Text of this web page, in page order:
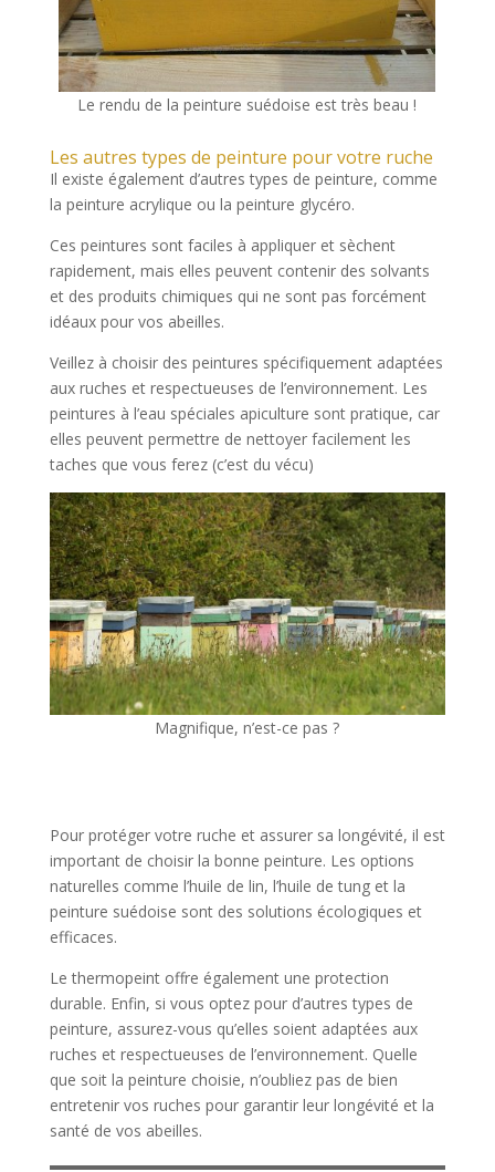
Le rendu de la peinture suédoise est très beau !
Les autres types de peinture pour votre ruche
Il existe également d’autres types de peinture, comme
la peinture acrylique ou la peinture glycéro.
Ces peintures sont faciles à appliquer et sèchent
rapidement, mais elles peuvent contenir des solvants
et des produits chimiques qui ne sont pas forcément
idéaux pour vos abeilles.
Veillez à choisir des peintures spécifiquement adaptées
aux ruches et respectueuses de l’environnement. Les
peintures à l’eau spéciales apiculture sont pratique, car
elles peuvent permettre de nettoyer facilement les
taches que vous ferez (c’est du vécu)
Magnifique, n’est-ce pas ?
Pour protéger votre ruche et assurer sa longévité, il est
important de choisir la bonne peinture. Les options
naturelles comme l’huile de lin, l’huile de tung et la
peinture suédoise sont des solutions écologiques et
efficaces.
Le thermopeint offre également une protection
durable. Enfin, si vous optez pour d’autres types de
peinture, assurez-vous qu’elles soient adaptées aux
ruches et respectueuses de l’environnement. Quelle
que soit la peinture choisie, n’oubliez pas de bien
entretenir vos ruches pour garantir leur longévité et la
santé de vos abeilles.